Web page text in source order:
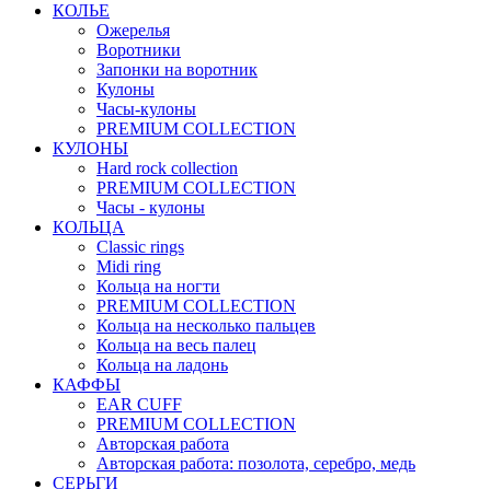
КОЛЬЕ
Ожерелья
Воротники
Запонки на воротник
Кулоны
Часы-кулоны
PREMIUM COLLECTION
КУЛОНЫ
Hard rock collection
PREMIUM COLLECTION
Часы - кулоны
КОЛЬЦА
Classic rings
Midi ring
Кольца на ногти
PREMIUM COLLECTION
Кольца на несколько пальцев
Кольца на весь палец
Кольца на ладонь
КАФФЫ
EAR CUFF
PREMIUM COLLECTION
Авторская работа
Авторская работа: позолота, серебро, медь
СЕРЬГИ